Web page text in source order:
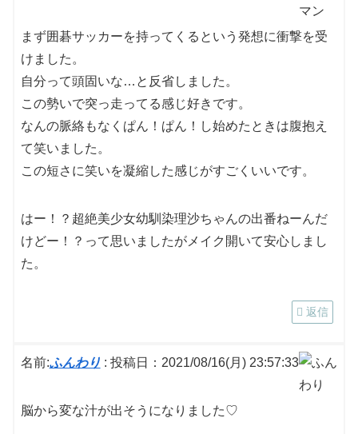
まず囲碁サッカーを持ってくるという発想に衝撃を受
けました。
自分って頭固いな…と反省しました。
この勢いで突っ走ってる感じ好きです。
なんの脈絡もなくぱん！ぱん！し始めたときは腹抱え
て笑いました。
この短さに笑いを凝縮した感じがすごくいいです。
はー！？超絶美少女幼馴染理沙ちゃんの出番ねーんだ
けどー！？って思いましたがメイク開いて安心しまし
た。
返信
名前:ふんわり : 投稿日：2021/08/16(月) 23:57:33
脳から変な汁が出そうになりました♡